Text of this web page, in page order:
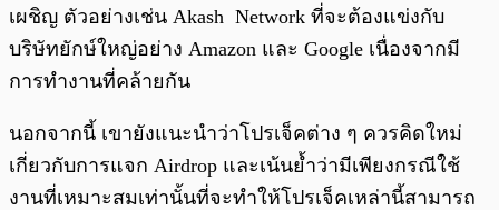
เผชิญ ตัวอย่างเช่น Akash Network ที่จะต้องแข่งกับ
บริษัทยักษ์ใหญ่อย่าง Amazon และ Google เนื่องจากมี
การทำงานที่คล้ายกัน
นอกจากนี้ เขายังแนะนำว่าโปรเจ็คต่าง ๆ ควรคิดใหม่
เกี่ยวกับการแจก Airdrop และเน้นย้ำว่ามีเพียงกรณีใช้
งานที่เหมาะสมเท่านั้นที่จะทำให้โปรเจ็คเหล่านี้สามารถ